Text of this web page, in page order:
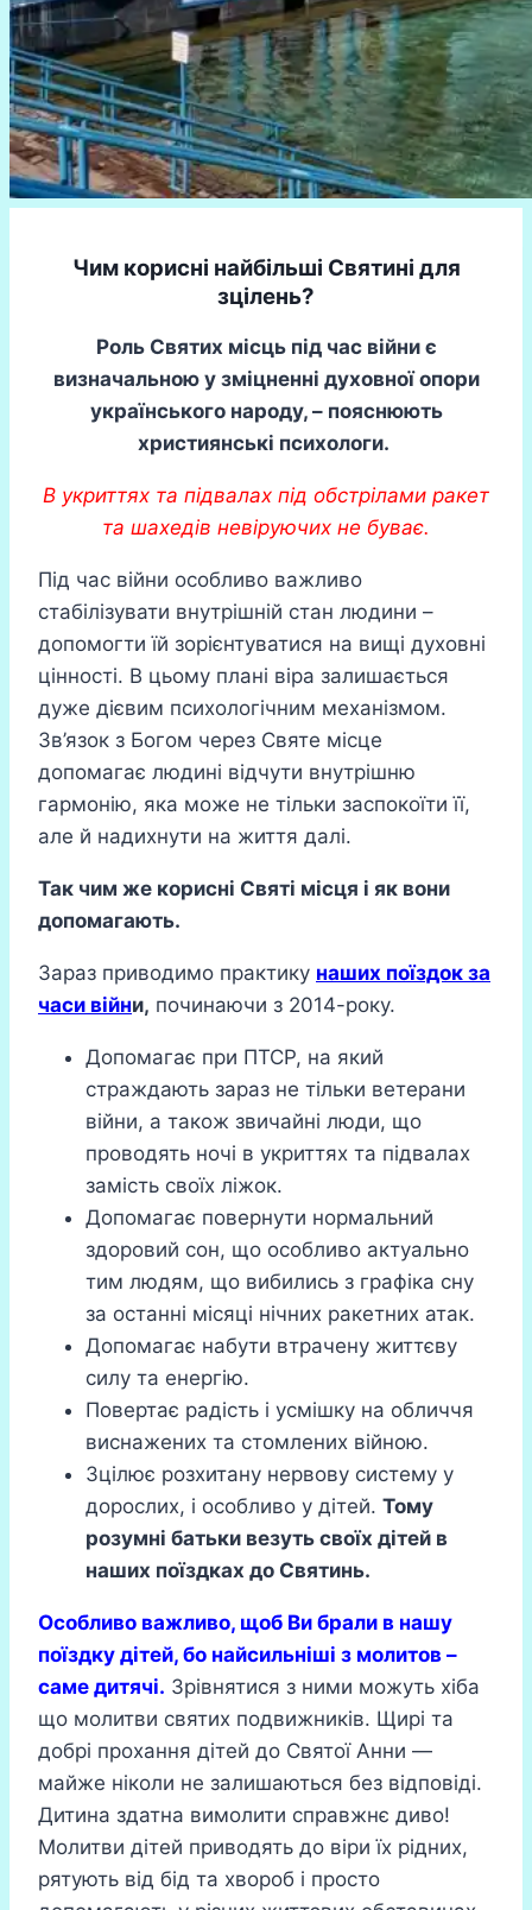
Чим корисні найбільші Святині для
зцілень?
Роль Святих місць під час війни є
визначальною у зміцненні духовної опори
українського народу, – пояснюють
християнські психологи.
В укриттях та підвалах під обстрілами ракет
та шахедів невіруючих не буває.
Під час війни особливо важливо
стабілізувати внутрішній стан людини –
допомогти їй зорієнтуватися на вищі духовні
цінності. В цьому плані віра залишається
дуже дієвим психологічним механізмом.
Зв’язок з Богом через Святе місце
допомагає людині відчути внутрішню
гармонію, яка може не тільки заспокоїти її,
але й надихнути на життя далі.
Так чим же корисні Святі місця і як вони
допомагають.
Зараз приводимо практику наших поїздок за
часи війни, починаючи з 2014-року.
Допомагає при ПТСР, на який
страждають зараз не тільки ветерани
війни, а також звичайні люди, що
проводять ночі в укриттях та підвалах
замість своїх ліжок.
Допомагає повернути нормальний
здоровий сон, що особливо актуально
тим людям, що вибились з графіка сну
за останні місяці нічних ракетних атак.
Допомагає набути втрачену життєву
силу та енергію.
Повертає радість і усмішку на обличчя
виснажених та стомлених війною.
Зцілює розхитану нервову систему у
дорослих, і особливо у дітей. Тому
розумні батьки везуть своїх дітей в
наших поїздках до Святинь.
Особливо важливо, щоб Ви брали в нашу
поїздку дітей, бо найсильніші з молитов –
саме дитячі. Зрівнятися з ними можуть хіба
що молитви святих подвижників. Щирі та
добрі прохання дітей до Святої Анни —
майже ніколи не залишаються без відповіді.
Дитина здатна вимолити справжнє диво!
Молитви дітей приводять до віри їх рідних,
рятують від бід та хвороб і просто